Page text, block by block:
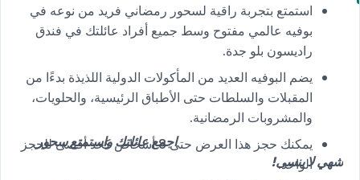
استمتع بتجربة راقية لسحور رمضاني فريد من نوعه في
بوفيه عالمي مفتوح وسط جميع أفراد عائلتك في فندق
راديسون بلو جدة.
يضم البوفيه العديد من المأكولات الدولية اللذيذة بدءًا من
المقبلات والسلطات حتى الأطباق الرئيسية، والحلويات،
والمشروبات الرمضانية.
يمكنك حجز هذا العرض حتى 8 أشخاص كحد أقصى للحجز
الواحد.
اجمع عائلتك واستمتع سحور
شهي لا ينسى!